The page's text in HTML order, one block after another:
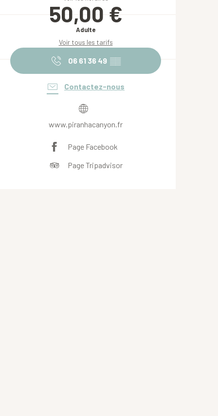
50,00 €
Adulte
Voir tous les tarifs
06 61 36 49 ▒▒
Contactez-nous
www.piranhacanyon.fr
Page Facebook
Page Tripadvisor